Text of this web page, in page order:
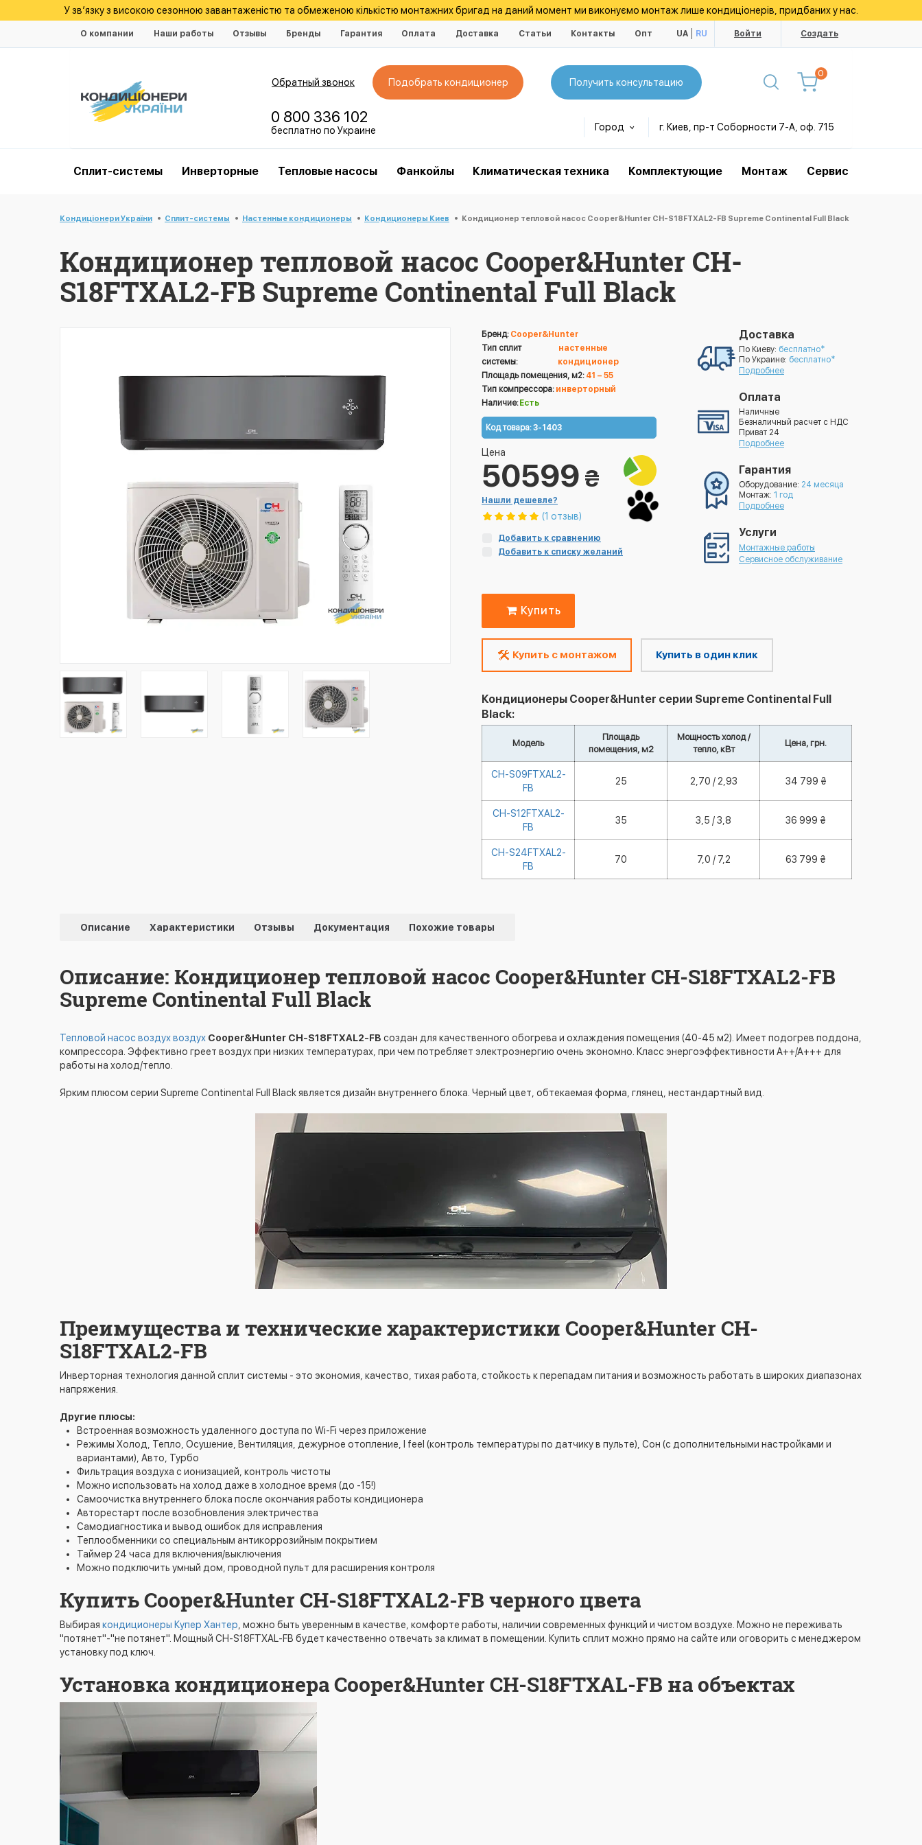
У зв’язку з високою сезонною завантаженістю та обмеженою кількістю монтажних бригад на даний момент ми виконуємо монтаж лише кондиціонерів, придбаних у нас.
О компании Наши работы Отзывы Бренды Гарантия Оплата Доставка Статьи Контакты Опт UA RU Войти Создать
Обратный звонок Подобрать кондиционер Получить консультацию
0
0 800 336 102
бесплатно по Украине Город г. Киев, пр-т Соборности 7-А, оф. 715
Cплит-системы Инверторные Тепловые насосы Фанкойлы Климатическая техника Комплектующие Монтаж Сервис
Кондиціонери України Cплит-системы Настенные кондиционеры Кондиционеры Киев Кондиционер тепловой насос Cooper&Hunter CH-S18FTXAL2-FB Supreme Continental Full Black
Кондиционер тепловой насос Cooper&Hunter CH-
S18FTXAL2-FB Supreme Continental Full Black
Бренд: Cooper&Hunter
Тип сплит
системы:
настенные
кондиционер
Площадь помещения, м2: 41 – 55
Тип компрессора: инверторный
Наличие: Есть
Код товара:3-1403
Цена
50599 ₴
Нашли дешевле?
(1 отзыв)
Добавить к сравнению
Добавить к списку желаний
Доставка
По Киеву: бесплатно*
По Украине: бесплатно*
Подробнее
Оплата
Наличные
Безналичный расчет с НДС
Приват 24
Подробнее
Гарантия
Оборудование: 24 месяца
Монтаж: 1 год
Подробнее
Услуги
Монтажные работы
Сервисное обслуживание
Купить
Купить с монтажом Купить в один клик
Кондиционеры Cooper&Hunter серии Supreme Continental Full
Black:
Модель
Площадь
помещения, м2
Мощность холод /
тепло, кВт
Цена, грн.
CH-S09FTXAL2-
FB
25 2,70 / 2,93 34 799 ₴
CH-S12FTXAL2-
FB
35 3,5 / 3,8 36 999 ₴
CH-S24FTXAL2-
FB
70 7,0 / 7,2 63 799 ₴
Описание Характеристики Отзывы Документация Похожие товары
Описание: Кондиционер тепловой насос Cooper&Hunter CH-S18FTXAL2-FB
Supreme Continental Full Black
Тепловой насос воздух воздух Cooper&Hunter CH-S18FTXAL2-FB создан для качественного обогрева и охлаждения помещения (40-45 м2). Имеет подогрев поддона,
компрессора. Эффективно греет воздух при низких температурах, при чем потребляет электроэнергию очень экономно. Класс энергоэффективности А++/А+++ для
работы на холод/тепло.
Ярким плюсом серии Supreme Continental Full Black является дизайн внутреннего блока. Черный цвет, обтекаемая форма, глянец, нестандартный вид.
Преимущества и технические характеристики Cooper&Hunter CH-
S18FTXAL2-FB
Инверторная технология данной сплит системы - это экономия, качество, тихая работа, стойкость к перепадам питания и возможность работать в широких диапазонах
напряжения.
Другие плюсы:
Встроенная возможность удаленного доступа по Wi-Fi через приложение
Режимы Холод, Тепло, Осушение, Вентиляция, дежурное отопление, I feel (контроль температуры по датчику в пульте), Сон (с дополнительными настройками и
вариантами), Авто, Турбо
Фильтрация воздуха с ионизацией, контроль чистоты
Можно использовать на холод даже в холодное время (до -15!)
Самоочистка внутреннего блока после окончания работы кондиционера
Авторестарт после возобновления электричества
Самодиагностика и вывод ошибок для исправления
Теплообменники со специальным антикоррозийным покрытием
Таймер 24 часа для включения/выключения
Можно подключить умный дом, проводной пульт для расширения контроля
Купить Cooper&Hunter CH-S18FTXAL2-FB черного цвета
Выбирая кондиционеры Купер Хантер, можно быть уверенным в качестве, комфорте работы, наличии современных функций и чистом воздухе. Можно не переживать
"потянет"-"не потянет". Мощный CH-S18FTXAL-FB будет качественно отвечать за климат в помещении. Купить сплит можно прямо на сайте или оговорить с менеджером
установку под ключ.
Установка кондиционера Cooper&Hunter CH-S18FTXAL-FB на объектах